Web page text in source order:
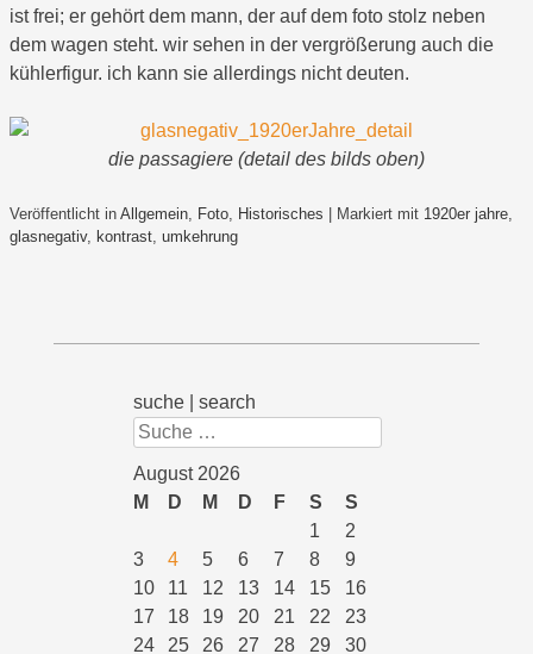
ist frei; er gehört dem mann, der auf dem foto stolz neben
dem wagen steht. wir sehen in der vergrößerung auch die
kühlerfigur. ich kann sie allerdings nicht deuten.
die passagiere (detail des bilds oben)
Veröffentlicht in Allgemein, Foto, Historisches Markiert mit 1920er jahre,
glasnegativ, kontrast, umkehrung
suche | search
Suchen
August 2026
M
D M D F S
S
1
2
3
4 5 6 7 8
9
10
11 12 13 14 15
16
17
18 19 20 21 22
23
24
25 26 27 28 29 30